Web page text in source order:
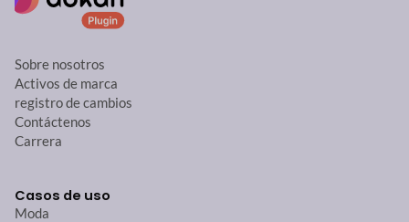
Sobre nosotros
Activos de marca
registro de cambios
Contáctenos
Carrera
Casos de uso
Moda